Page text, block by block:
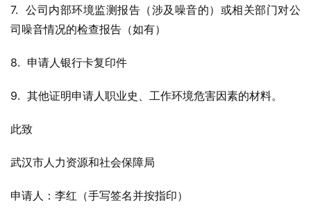
7.  公司内部环境监测报告（涉及噪音的）或相关部门对公
司噪音情况的检查报告（如有）
8.  申请人银行卡复印件
9.  其他证明申请人职业史、工作环境危害因素的材料。
此致
武汉市人力资源和社会保障局
申请人：李红（手写签名并按指印）